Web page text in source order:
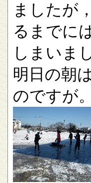
ましたが
るまでに
しまいま
明日の朝
のですが。